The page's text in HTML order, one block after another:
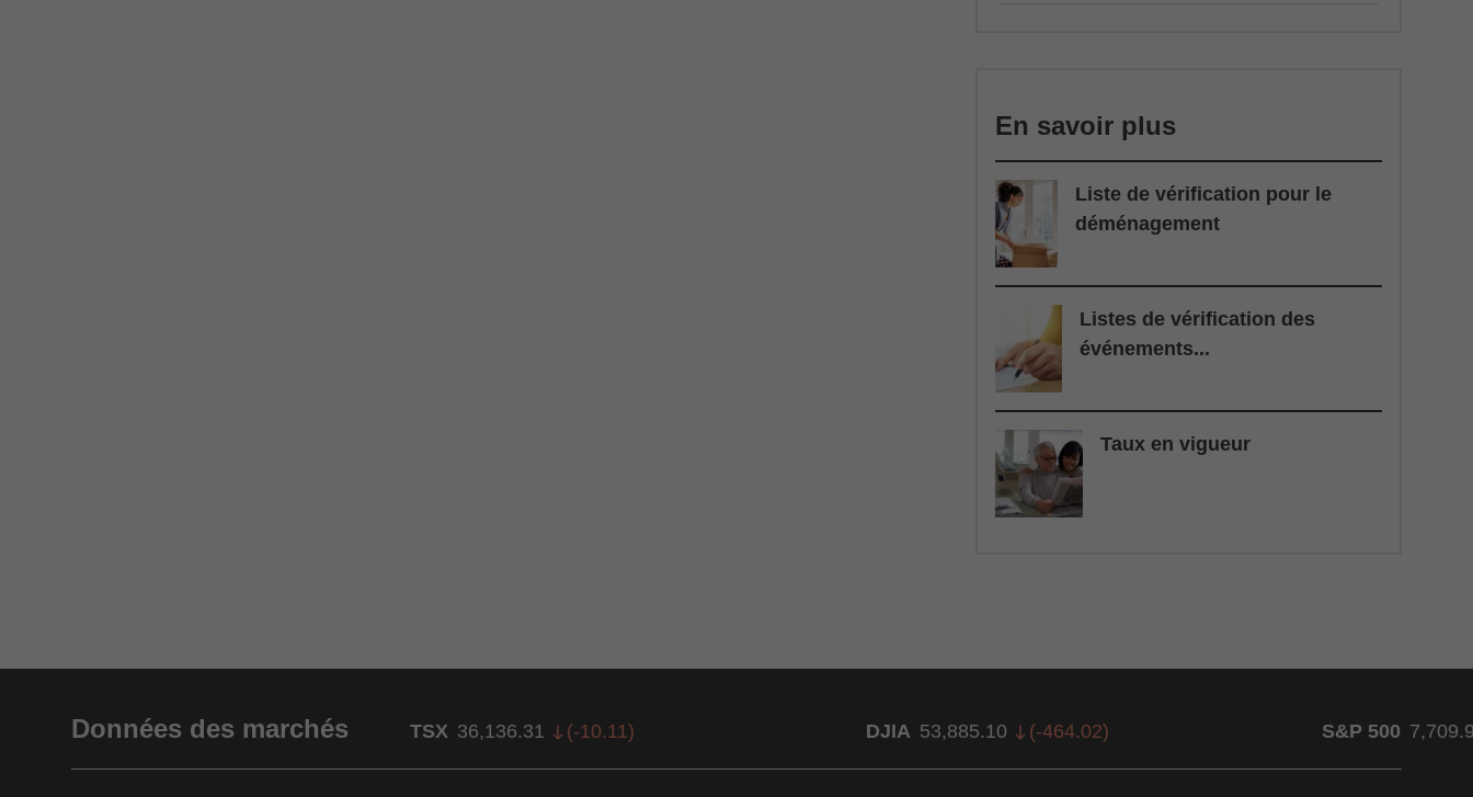
En savoir plus
Liste de vérification pour le
déménagement
Listes de vérification des
événements...
Taux en vigueur
Données des marchés TSX 36,136.31 (-10.11) DJIA 53,885.10 (-464.02) S&P 500